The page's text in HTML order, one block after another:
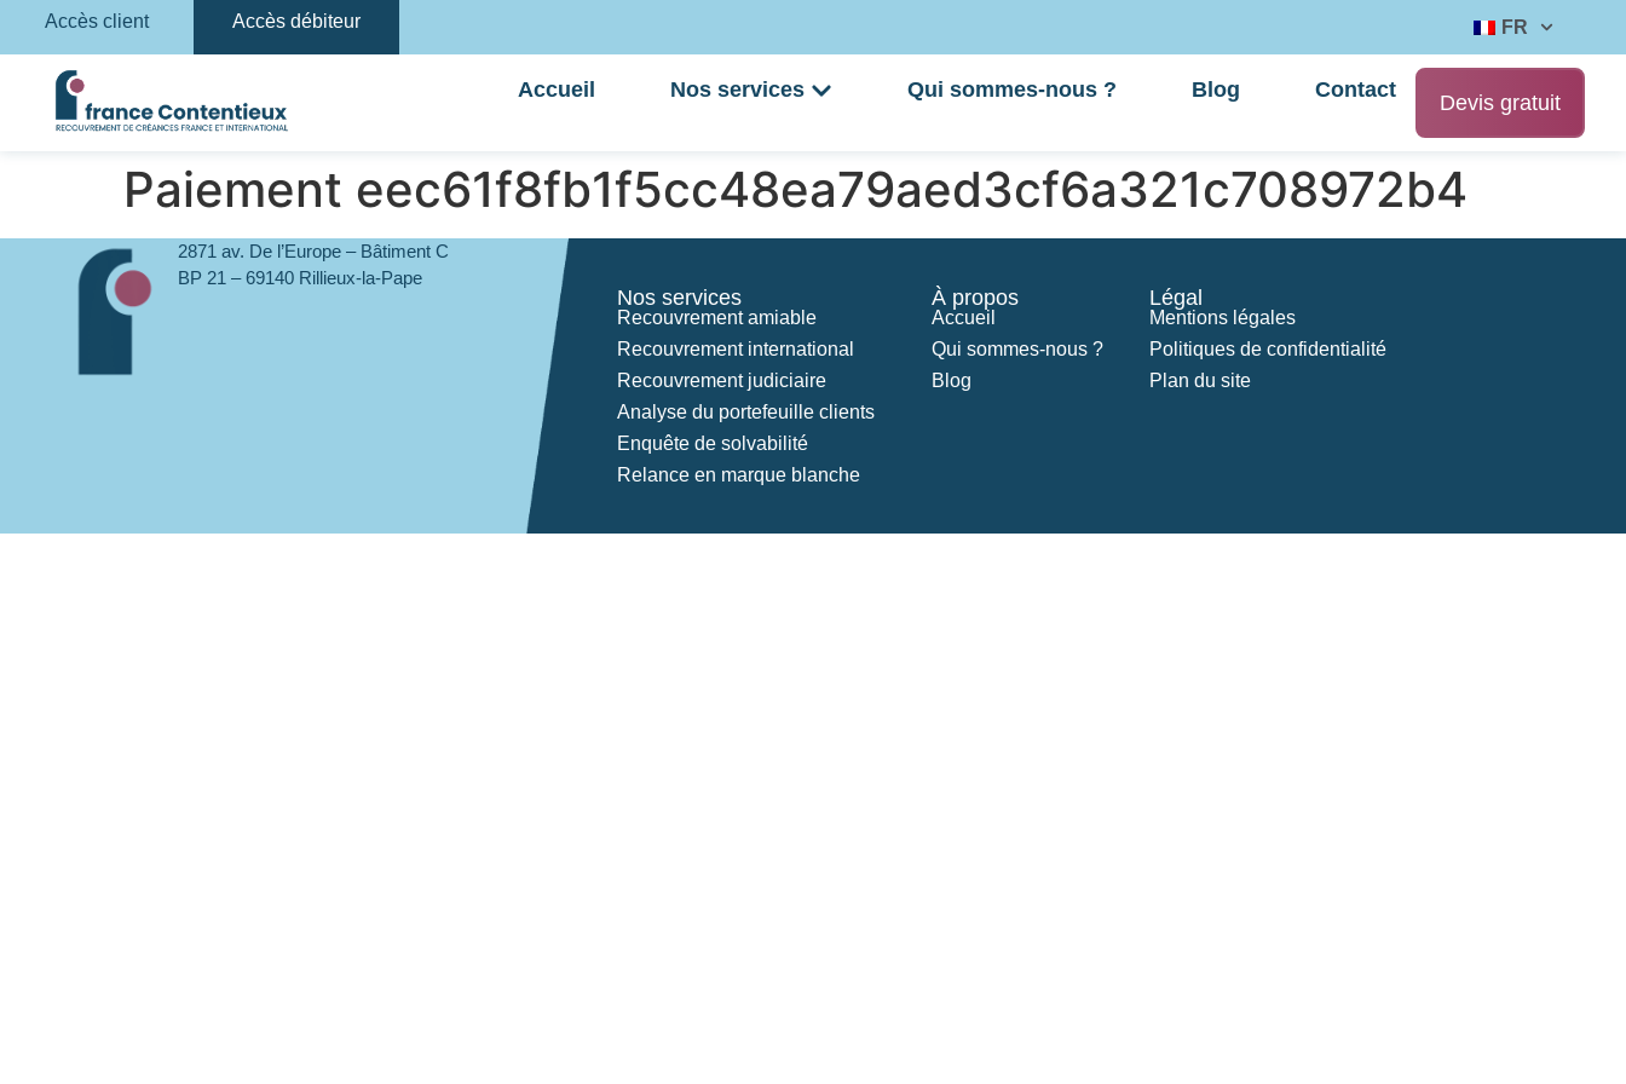
Accès client Accès débiteur FR
Accueil Nos services Qui sommes-nous ? Blog Contact
Devis gratuit
Paiement eec61f8fb1f5cc48ea79aed3cf6a321c708972b4
2871 av. De l’Europe – Bâtiment C
BP 21 – 69140 Rillieux-la-Pape
Nos services
Recouvrement amiable
Recouvrement international
Recouvrement judiciaire
Analyse du portefeuille clients
Enquête de solvabilité
Relance en marque blanche
À propos
Accueil
Qui sommes-nous ?
Blog
Légal
Mentions légales
Politiques de confidentialité
Plan du site